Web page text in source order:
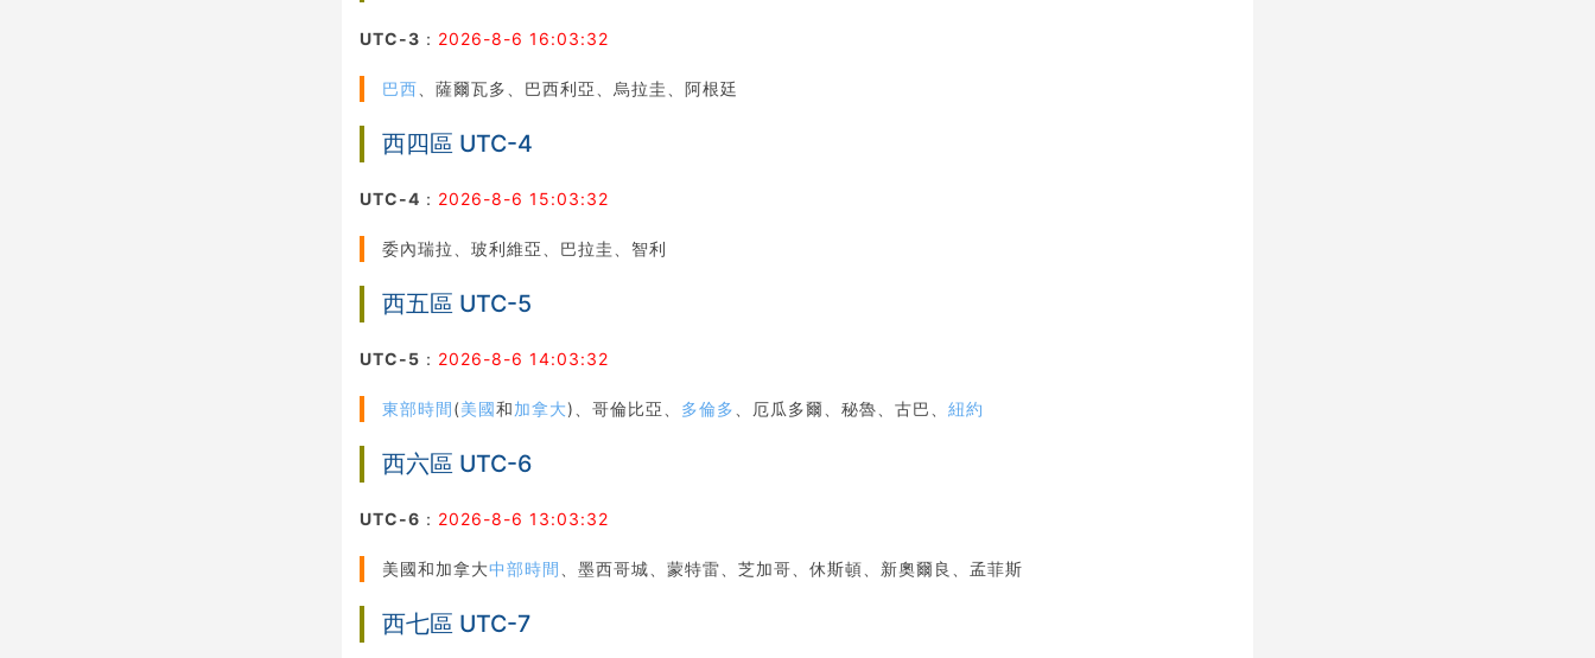
UTC-3 ： 2026-8-6 16:03:32
巴西 、薩爾瓦多、巴西利亞、烏拉圭、阿根廷
西四區 UTC-4
UTC-4 ： 2026-8-6 15:03:32
委內瑞拉、玻利維亞、巴拉圭、智利
西五區 UTC-5
UTC-5 ： 2026-8-6 14:03:32
東部時間(美國和加拿大)、哥倫比亞、 多倫多 、厄瓜多爾、秘魯、古巴、紐約
西六區 UTC-6
UTC-6 ： 2026-8-6 13:03:32
美國和加拿大中部時間 、墨西哥城、蒙特雷、芝加哥、休斯頓、新奧爾良、孟菲斯
西七區 UTC-7